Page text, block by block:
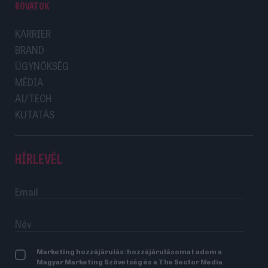
telefonos előszűrés → online szerződéskötés. Ez a
struktúra gyors visszajelzést adott arról, hogy a
felhasználók mennyire értik a terméket, és milyen
akadályokba ütköznek a döntés során.
A Billingo Pay pozicionálásakor nem a funkciók kerültek
ROVATOK
KARRIER
BRAND
ÜGYNÖKSÉG
MÉDIA
AI/TECH
KUTATÁS
HÍRLEVÉL
Marketing hozzájárulás: hozzájárulásomat adom a
Magyar Marketing Szövetség és a The Sector Media